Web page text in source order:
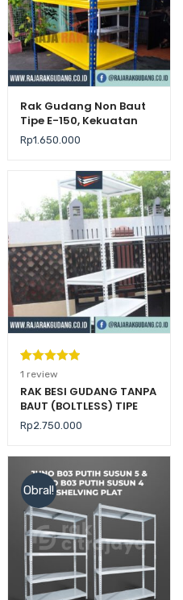
Rak Gudang Non Baut
Tipe E-150, Kekuatan
200Kg / Level
Rp1.650.000
Peringkat
5.00dari 5
berdasarka
n
1
penilaian
1 review
RAK BESI GUDANG TANPA
BAUT (BOLTLESS) TIPE
RR-20BM
Rp2.750.000
Obral!